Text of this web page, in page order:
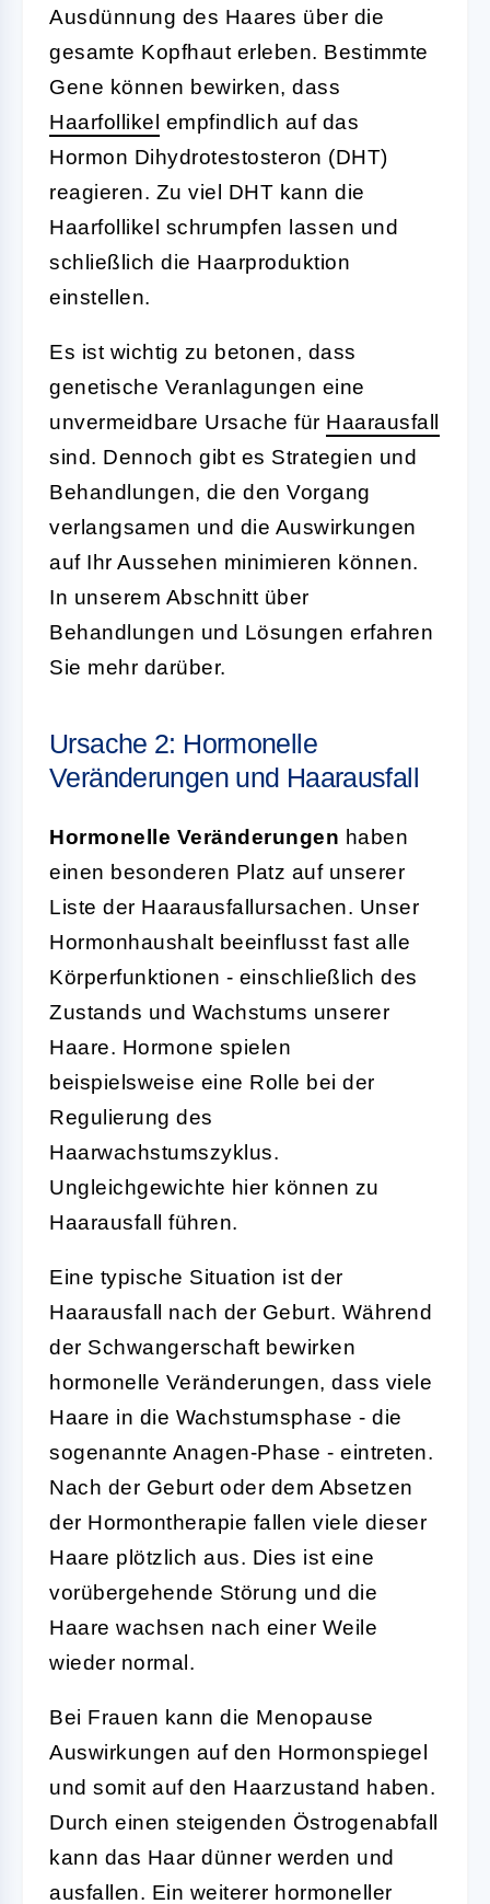
Ausdünnung des Haares über die
gesamte Kopfhaut erleben. Bestimmte
Gene können bewirken, dass
Haarfollikel empfindlich auf das
Hormon Dihydrotestosteron (DHT)
reagieren. Zu viel DHT kann die
Haarfollikel schrumpfen lassen und
schließlich die Haarproduktion
einstellen.
Es ist wichtig zu betonen, dass
genetische Veranlagungen eine
unvermeidbare Ursache für Haarausfall
sind. Dennoch gibt es Strategien und
Behandlungen, die den Vorgang
verlangsamen und die Auswirkungen
auf Ihr Aussehen minimieren können.
In unserem Abschnitt über
Behandlungen und Lösungen erfahren
Sie mehr darüber.
Ursache 2: Hormonelle
Veränderungen und Haarausfall
Hormonelle Veränderungen haben
einen besonderen Platz auf unserer
Liste der Haarausfallursachen. Unser
Hormonhaushalt beeinflusst fast alle
Körperfunktionen - einschließlich des
Zustands und Wachstums unserer
Haare. Hormone spielen
beispielsweise eine Rolle bei der
Regulierung des
Haarwachstumszyklus.
Ungleichgewichte hier können zu
Haarausfall führen.
Eine typische Situation ist der
Haarausfall nach der Geburt. Während
der Schwangerschaft bewirken
hormonelle Veränderungen, dass viele
Haare in die Wachstumsphase - die
sogenannte Anagen-Phase - eintreten.
Nach der Geburt oder dem Absetzen
der Hormontherapie fallen viele dieser
Haare plötzlich aus. Dies ist eine
vorübergehende Störung und die
Haare wachsen nach einer Weile
wieder normal.
Bei Frauen kann die Menopause
Auswirkungen auf den Hormonspiegel
und somit auf den Haarzustand haben.
Durch einen steigenden Östrogenabfall
kann das Haar dünner werden und
ausfallen. Ein weiterer hormoneller